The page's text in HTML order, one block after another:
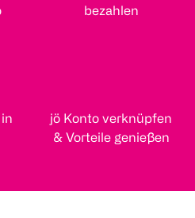
bezahlen
jö Konto verknüpfen
& Vorteile genießen